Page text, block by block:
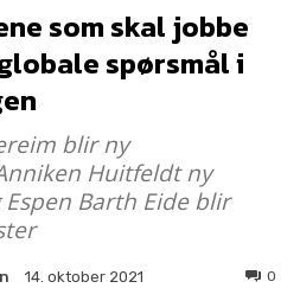
som skal jobbe
spørsmål i
blir ny
Huitfeldt ny
Barth Eide blir
14. oktober 2021 0